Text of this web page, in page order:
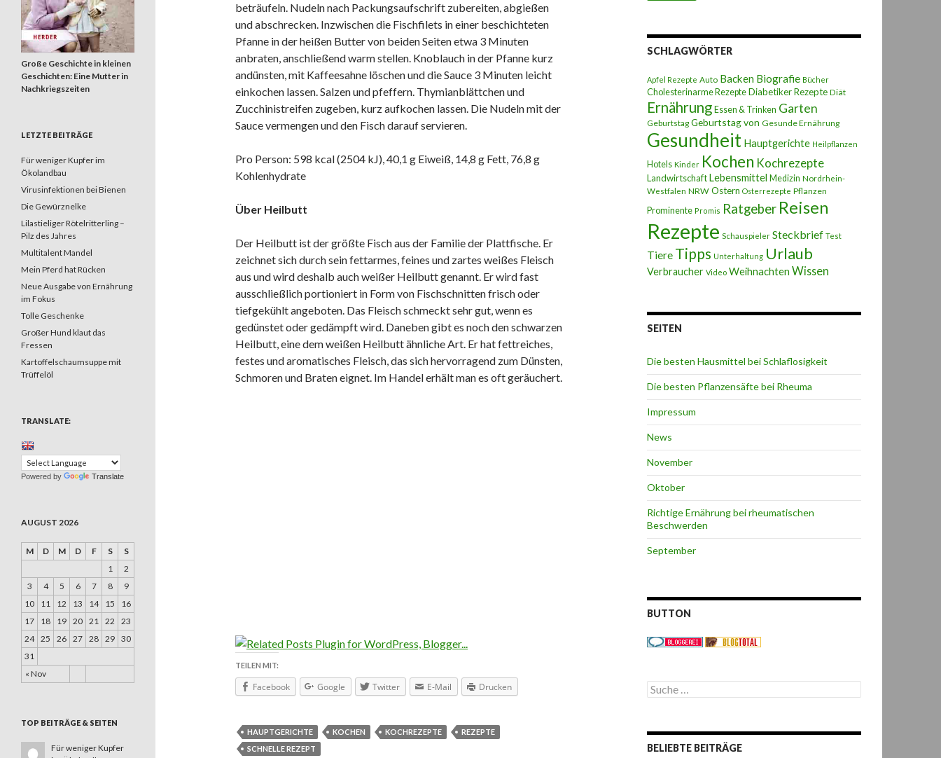
beträufeln. Nudeln nach Packungsaufschrift zubereiten, abgießen
und abschrecken. Inzwischen die Fischfilets in einer beschichteten
Pfanne in der heißen Butter von beiden Seiten etwa 3 Minuten
anbraten, anschließend warm stellen. Knoblauch in der Pfanne kurz
andünsten, mit Kaffeesahne löschen und die Sauce 3 Minuten leicht
einkochen lassen. Salzen und pfeffern. Thymianblättchen und
Zucchinistreifen zugeben, kurz aufkochen lassen. Die Nudeln mit der
Sauce vermengen und den Fisch darauf servieren.
Pro Person: 598 kcal (2504 kJ), 40,1 g Eiweiß, 14,8 g Fett, 76,8 g
Kohlenhydrate
Über Heilbutt
Der Heilbutt ist der größte Fisch aus der Familie der Plattfische. Er
zeichnet sich durch sein fettarmes, feines und zartes weißes Fleisch
aus und wird deshalb auch weißer Heilbutt genannt. Er wird fast
ausschließlich portioniert in Form von Fischschnitten frisch oder
tiefgekühlt angeboten. Das Fleisch schmeckt sehr gut, wenn es
gedünstet oder gedämpft wird. Daneben gibt es noch den schwarzen
Heilbutt, eine dem weißen Heilbutt ähnliche Art. Er hat fettreiches,
festes und aromatisches Fleisch, das sich hervorragend zum Dünsten,
Schmoren und Braten eignet. Im Handel erhält man es oft geräuchert.
TEILEN MIT:
Facebook Google Twitter E-Mail Drucken
HAUPTGERICHTE KOCHEN KOCHREZEPTE
REZEPTE
SCHNELLE REZEPT
SCHLAGWÖRTER
Apfel Rezepte Auto Backen Biografie Bücher
Cholesterinarme Rezepte Diabetiker Rezepte Diät
Ernährung Essen & Trinken Garten
Geburtstag Geburtstag von Gesunde Ernährung
Gesundheit Hauptgerichte Heilpflanzen
Hotels Kinder Kochen Kochrezepte
LandwirtschaftLebensmittel Medizin Nordrhein-
Westfalen NRW Ostern Osterrezepte Pflanzen
Prominente Promis Ratgeber Reisen
Rezepte Schauspieler Steckbrief Test
Tiere Tipps Unterhaltung Urlaub
Verbraucher Video Weihnachten Wissen
SEITEN
Die besten Hausmittel bei Schlaflosigkeit
Die besten Pflanzensäfte bei Rheuma
Impressum
News
November
Oktober
Richtige Ernährung bei rheumatischen
Beschwerden
September
BUTTON
S
u
e
n
BELIEBTE BEITRÄGE
Große Geschichte in kleinen
Geschichten: Eine Mutter in
Nachkriegszeiten
LETZTE BEITRÄGE
Für weniger Kupfer im
Ökolandbau
Virusinfektionen bei Bienen
Die Gewürznelke
Lilastieliger Rötelritterling –
Pilz des Jahres
Multitalent Mandel
Mein Pferd hat Rücken
Neue Ausgabe von Ernährung
im Fokus
Tolle Geschenke
Großer Hund klaut das
Fressen
Kartoffelschaumsuppe mit
Trüffelöl
TRANSLATE:
Powered by Translate
AUGUST 2026
M D M D F S S
« Nov
1
2
3
4 5 6 7 8
9
10
11 12 13 14 15
16
17
18 19 20 21 22
23
24 25 26 27 28 29 30
31
TOP BEITRÄGE & SEITEN
Für weniger Kupfer